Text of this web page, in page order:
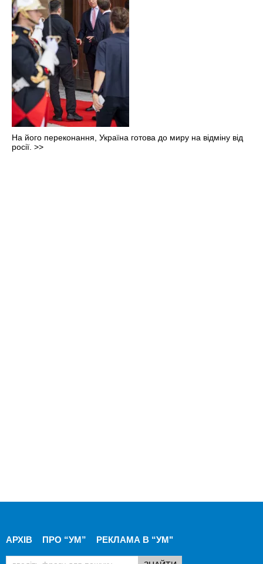
На його переконання, Україна готова до миру на відміну від
росії. >>
АРХІВ ПРО “УМ” РЕКЛАМА В “УМ"